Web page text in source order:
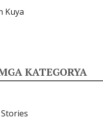
Kuya
KATEGORYA